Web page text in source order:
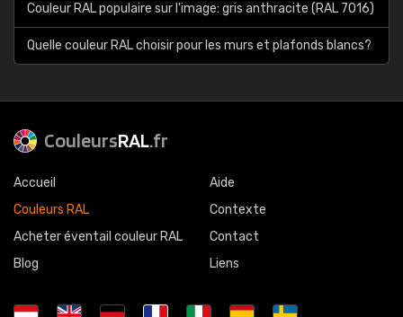
Couleur RAL populaire sur l'image: gris anthracite (RAL 7016)
Quelle couleur RAL choisir pour les murs et plafonds blancs?
CouleursRAL.fr
Accueil
Couleurs RAL
Acheter éventail couleur RAL
Blog
Aide
Contexte
Contact
Liens